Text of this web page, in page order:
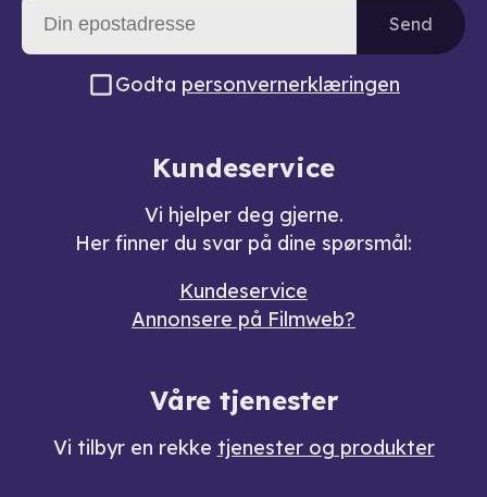
Send
Godta personvernerklæringen
Kundeservice
Vi hjelper deg gjerne.
Her finner du svar på dine spørsmål:
Kundeservice
Annonsere på Filmweb?
Våre tjenester
Vi tilbyr en rekke tjenester og produkter